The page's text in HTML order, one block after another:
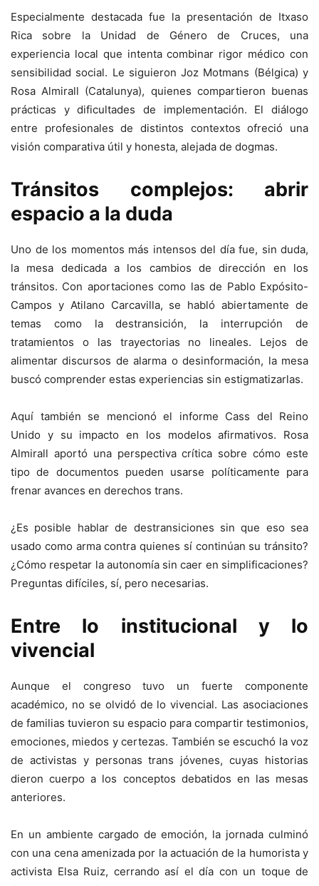
Especialmente destacada fue la presentación de Itxaso
Rica sobre la Unidad de Género de Cruces, una
experiencia local que intenta combinar rigor médico con
sensibilidad social. Le siguieron Joz Motmans (Bélgica) y
Rosa Almirall (Catalunya), quienes compartieron buenas
prácticas y dificultades de implementación. El diálogo
entre profesionales de distintos contextos ofreció una
visión comparativa útil y honesta, alejada de dogmas.
Tránsitos complejos: abrir
espacio a la duda
Uno de los momentos más intensos del día fue, sin duda,
la mesa dedicada a los cambios de dirección en los
tránsitos. Con aportaciones como las de Pablo Expósito-
Campos y Atilano Carcavilla, se habló abiertamente de
temas como la destransición, la interrupción de
tratamientos o las trayectorias no lineales. Lejos de
alimentar discursos de alarma o desinformación, la mesa
buscó comprender estas experiencias sin estigmatizarlas.
Aquí también se mencionó el informe Cass del Reino
Unido y su impacto en los modelos afirmativos. Rosa
Almirall aportó una perspectiva crítica sobre cómo este
tipo de documentos pueden usarse políticamente para
frenar avances en derechos trans.
¿Es posible hablar de destransiciones sin que eso sea
usado como arma contra quienes sí continúan su tránsito?
¿Cómo respetar la autonomía sin caer en simplificaciones?
Preguntas difíciles, sí, pero necesarias.
Entre lo institucional y lo
vivencial
Aunque el congreso tuvo un fuerte componente
académico, no se olvidó de lo vivencial. Las asociaciones
de familias tuvieron su espacio para compartir testimonios,
emociones, miedos y certezas. También se escuchó la voz
de activistas y personas trans jóvenes, cuyas historias
dieron cuerpo a los conceptos debatidos en las mesas
anteriores.
En un ambiente cargado de emoción, la jornada culminó
con una cena amenizada por la actuación de la humorista y
activista Elsa Ruiz, cerrando así el día con un toque de